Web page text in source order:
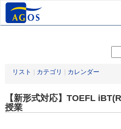
リスト カテゴリ カレンダー
【新形式対応】TOEFL
授業